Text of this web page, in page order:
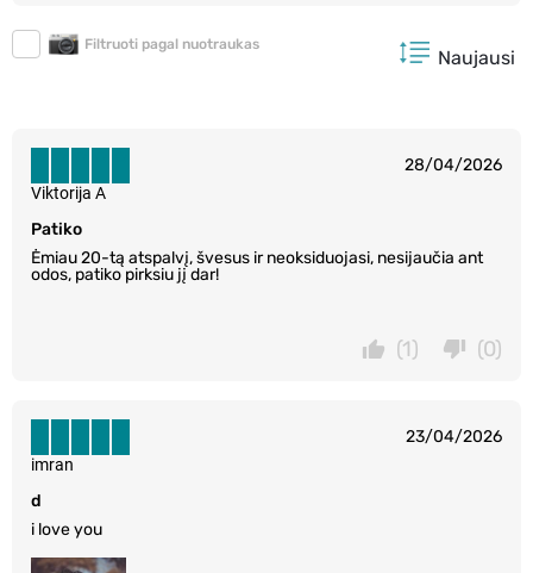
Filtruoti pagal nuotraukas
Naujausi
28/04/2026
Patiko
Ėmiau 20-tą atspalvį, švesus ir neoksiduojasi, nesijaučia ant
odos, patiko pirksiu jį dar!
Viktorija A
(0)
(1)
23/04/2026
d
i love you
imran